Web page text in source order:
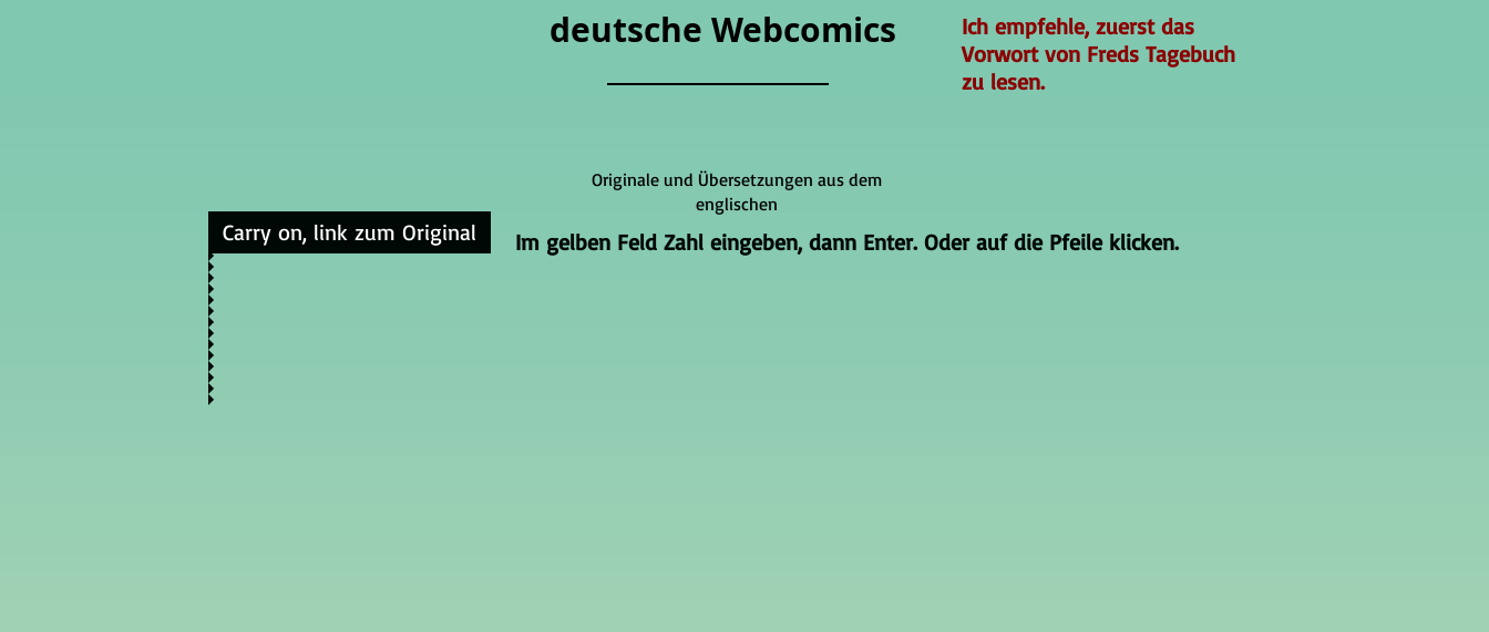
deutsche Webcomics
Ich empfehle, zuerst das
Vorwort von Freds Tagebuch
zu lesen.
Carry on, link zum Original
Originale und Übersetzungen aus dem
englischen
Im gelben Feld Zahl eingeben, dann Enter. Oder auf die Pfeile klicken.